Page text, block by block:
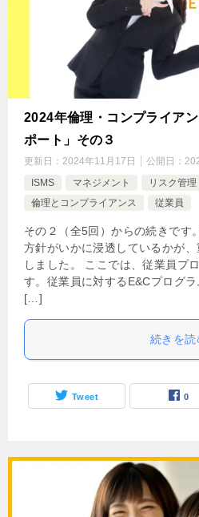
2024年倫理・コンプライア
ポート」その３
更新日： 2024年11月17日 公開日：
ISMS
マネジメント リスク管理
倫理とコンプライアンス
従業員
その２（全5回）からの続きです
方針がいかに浸透しているかが
しました。 ここでは、従業員プ
す。従業員に対するE&Cプログ
[…]
続きを読
Tweet 0